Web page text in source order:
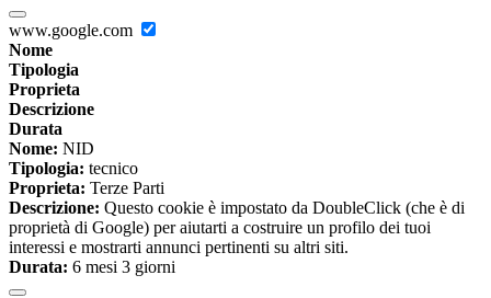
www.google.com
Nome
Tipologia
Proprieta
Descrizione
Durata
Nome: NID
Tipologia: tecnico
Proprieta: Terze Parti
Descrizione: Questo cookie è impostato da DoubleClick (che è di
proprietà di Google) per aiutarti a costruire un profilo dei tuoi
interessi e mostrarti annunci pertinenti su altri siti.
Durata: 6 mesi 3 giorni